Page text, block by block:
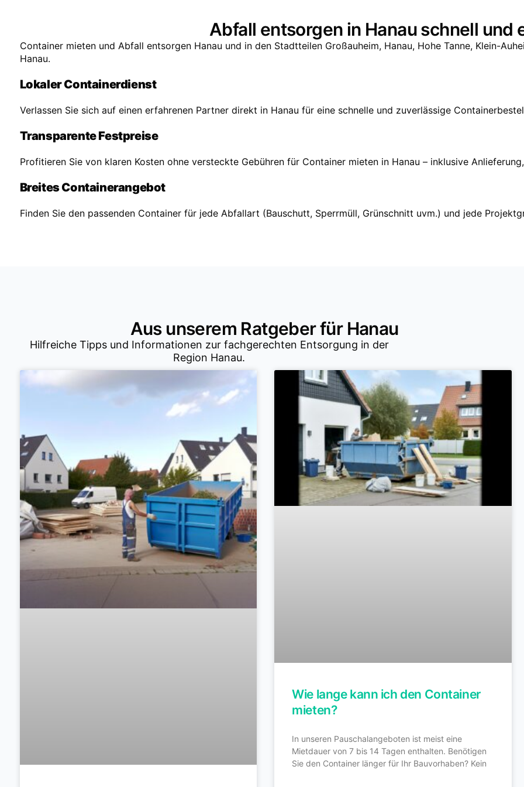
Abfall entsorgen in Hanau schnell und
Container mieten und Abfall entsorgen Hanau und in den Stadtteilen Großauheim, Hanau, Hohe Tanne, Klein-
Hanau.
Lokaler Containerdienst
Verlassen Sie sich auf einen erfahrenen Partner direkt in Hanau für eine schnelle und zuverlässige
Transparente Festpreise
Profitieren Sie von klaren Kosten ohne versteckte Gebühren für Container mieten in Hanau – inklusive
Breites Containerangebot
Finden Sie den passenden Container für jede Abfallart (Bauschutt, Sperrmüll, Grünschnitt uvm.) und jede
Aus unserem Ratgeber für Hanau
Hilfreiche Tipps und Informationen zur fachgerechten Entsorgung in der
Region Hanau.
Wie lange kann ich den Container
mieten?
In unseren Pauschalangeboten ist meist eine
Mietdauer von 7 bis 14 Tagen enthalten. Benötigen
Sie den Container länger für Ihr Bauvorhaben? Kein